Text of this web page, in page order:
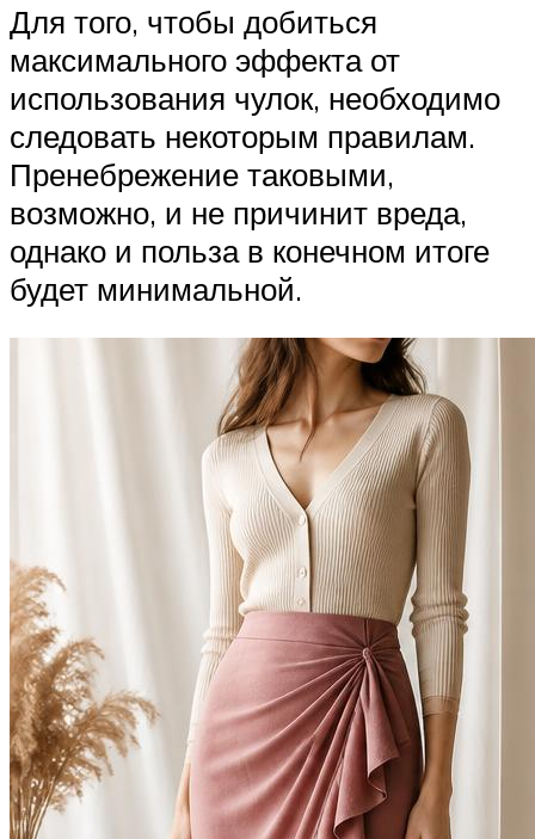
Для того, чтобы добиться
максимального эффекта от
использования чулок, необходимо
следовать некоторым правилам.
Пренебрежение таковыми,
возможно, и не причинит вреда,
однако и польза в конечном итоге
будет минимальной.